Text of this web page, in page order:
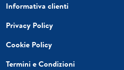
Informativa clienti
Privacy Policy
Cookie Policy
Termini e Condizioni